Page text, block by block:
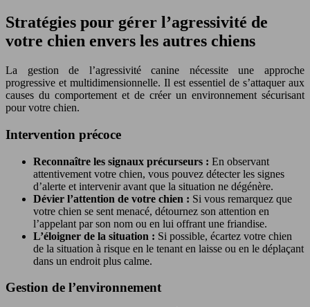
Stratégies pour gérer l’agressivité de
votre chien envers les autres chiens
La gestion de l’agressivité canine nécessite une approche
progressive et multidimensionnelle. Il est essentiel de s’attaquer aux
causes du comportement et de créer un environnement sécurisant
pour votre chien.
Intervention précoce
Reconnaître les signaux précurseurs : En observant
attentivement votre chien, vous pouvez détecter les signes
d’alerte et intervenir avant que la situation ne dégénère.
Dévier l’attention de votre chien : Si vous remarquez que
votre chien se sent menacé, détournez son attention en
l’appelant par son nom ou en lui offrant une friandise.
L’éloigner de la situation : Si possible, écartez votre chien
de la situation à risque en le tenant en laisse ou en le déplaçant
dans un endroit plus calme.
Gestion de l’environnement